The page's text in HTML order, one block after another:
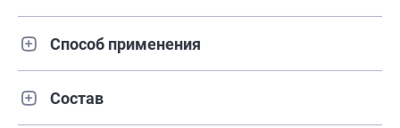
Способ применения
Состав